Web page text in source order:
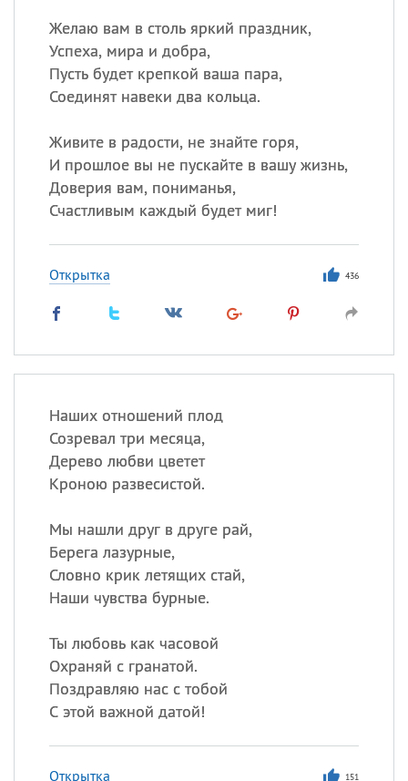
Желаю вам в столь яркий праздник,
Успеха, мира и добра,
Пусть будет крепкой ваша пара,
Соединят навеки два кольца.
Живите в радости, не знайте горя,
И прошлое вы не пускайте в вашу жизнь,
Доверия вам, пониманья,
Счастливым каждый будет миг!
Открытка 436
Наших отношений плод
Созревал три месяца,
Дерево любви цветет
Кроною развесистой.
Мы нашли друг в друге рай,
Берега лазурные,
Словно крик летящих стай,
Наши чувства бурные.
Ты любовь как часовой
Охраняй с гранатой.
Поздравляю нас с тобой
С этой важной датой!
Открытка 151